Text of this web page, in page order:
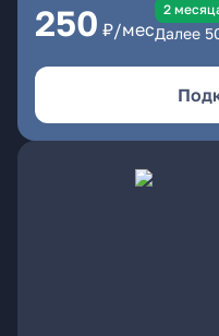
250 ₽/мес
2
Далее